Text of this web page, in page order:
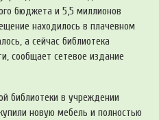
бюджета и 5,5 миллионов
находилось в плачевном
а сейчас библиотека
сообщает сетевое издание
библиотеки в учреждении
новую мебель и полностью